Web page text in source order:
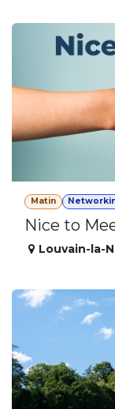
Matin
Nice to
Louvain-la-